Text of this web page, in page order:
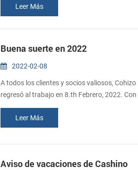
Nangang, Pabellón 2. Fecha: 4 al 7 de junio
Leer Más
Buena suerte en 2022
2022-02-08
A todos los clientes y socios valiosos,
regresó al trabajo en 8.th Febrero, 2022.
compañía da sobres rojos a la
apoyo y la cooperación todo esto, mientras
Leer Más
Aviso de vacaciones de Cashino